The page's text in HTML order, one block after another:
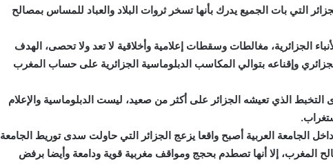
التي بات الجميع يدرك بأنها تسخر ثروات البلاد والعباد للمساس بمصالح
الجزائرية، مغالطات وسقطات إعلامية وأخلاقية لا تعد ولا تحصى، الهدف
وإقناعه بتوالي المكاسب الدبلوماسية الجزائرية على حساب المغرب
الذي تعيشه الجزائر على أكثر من صعيد، ليست الدبلوماسية والإعلام
.
الجامعة العربية أصبح واقعا يزعج الجزائر التي حاولت سدى توريط الجامعة
المغرب، إلا أنها تصطدم بحجج ومواقف مغربية قوية ودامعة وأيضا برفض